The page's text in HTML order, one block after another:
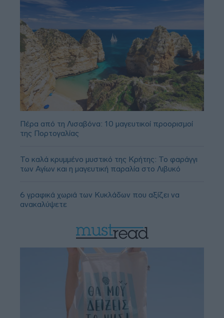
Πέρα από τη Λισαβόνα: 10 μαγευτικοί προορισμοί
της Πορτογαλίας
Το καλά κρυμμένο μυστικό της Κρήτης: Το φαράγγι
των Αγίων και η μαγευτική παραλία στο Λιβυκό
6 γραφικά χωριά των Κυκλάδων που αξίζει να
ανακαλύψετε